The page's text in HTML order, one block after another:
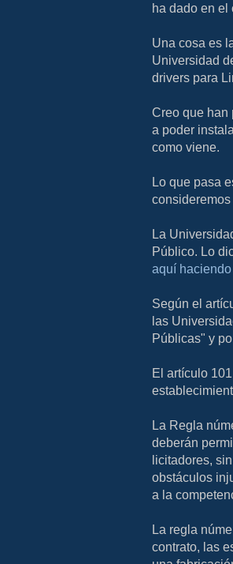
ha dado en el
Una cosa es
Universidad
drivers para
Creo que han
a poder
como viene.
Lo que pasa
La
Público. Lo
aquí
Según el
las
Públicas" y
El artículo
La Regla
deberán
licitadores,
obstáculos
a la
La regla
contrato, las